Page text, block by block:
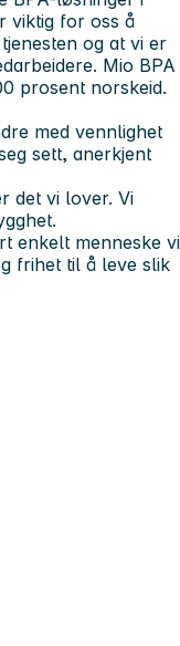
viktig for oss å
og at vi er
Mio BPA
prosent norskeid.
med vennlighet
sett, anerkjent
det vi lover. Vi
enkelt menneske vi
frihet til å leve slik